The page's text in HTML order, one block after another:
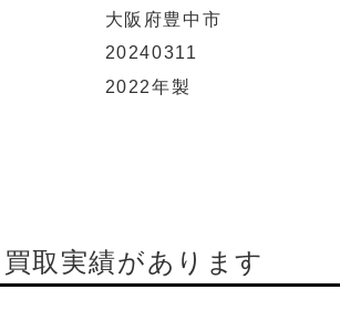
大阪府豊中市
20240311
2022年製
取実績があります